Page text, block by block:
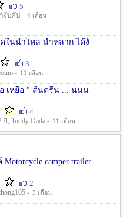
5
งับคับ - 4 เดือน
ในน้ำใหล น้ำหลาก ได้งั
3
- 11 เดือน
อ เหยื่อ " ส้นตรีน ... นนน
4
ปี , Toddy Dada - 11 เดือน
camper trailer
2
- 3 เดือน